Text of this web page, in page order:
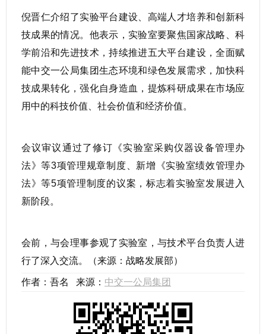
倪晋仁介绍了实验平台建设、高端人才培养和创新科
技成果的情况。他表示，实验室要聚焦国家战略、科
学前沿和先进技术，持续推进五大平台建设，全面赋
能中交一公局集团生态环境和绿色发展需求，加快科
技成果转化，强化自身造血，提炼科研成果在市场应
用中的科技价值、社会价值和经济价值。
会议审议通过了修订《实验室采购仪器设备管理办
法》等3项管理规章制度、新增《实验室绩效管理办
法》等5项管理制度的议案，标志着实验室发展进入
新阶段。
会前，与会理事参观了实验室，与技术平台负责人进
行了深入交流。（来源：战略发展部）
作者：吾名 来源： 中交一公局集团